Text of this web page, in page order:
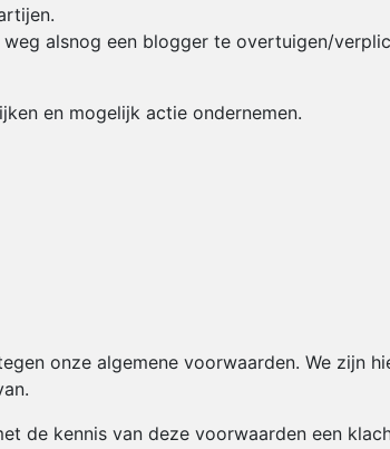
alsnog een blogger te overtuigen/
en mogelijk actie ondernemen.
onze algemene voorwaarden. We zijn
de kennis van deze voorwaarden een